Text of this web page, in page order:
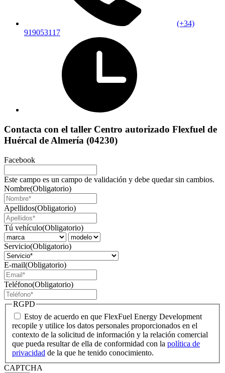
(+34)
919053117
Contacta con el taller Centro autorizado Flexfuel de
Huércal de Almería (04230)
Facebook
Este campo es un campo de validación y debe quedar sin cambios.
Nombre(Obligatorio)
Apellidos(Obligatorio)
Tú vehículo(Obligatorio)
Servicio(Obligatorio)
E-mail(Obligatorio)
Teléfono(Obligatorio)
RGPD
Estoy de acuerdo en que FlexFuel Energy Development
recopile y utilice los datos personales proporcionados en el
contexto de la solicitud de información y la relación comercial
que pueda resultar de ella de conformidad con la política de
privacidad de la que he tenido conocimiento.
CAPTCHA